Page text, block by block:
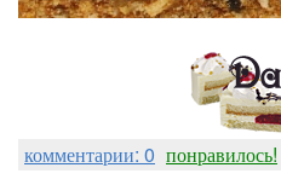
комментарии: 0 понравилось!